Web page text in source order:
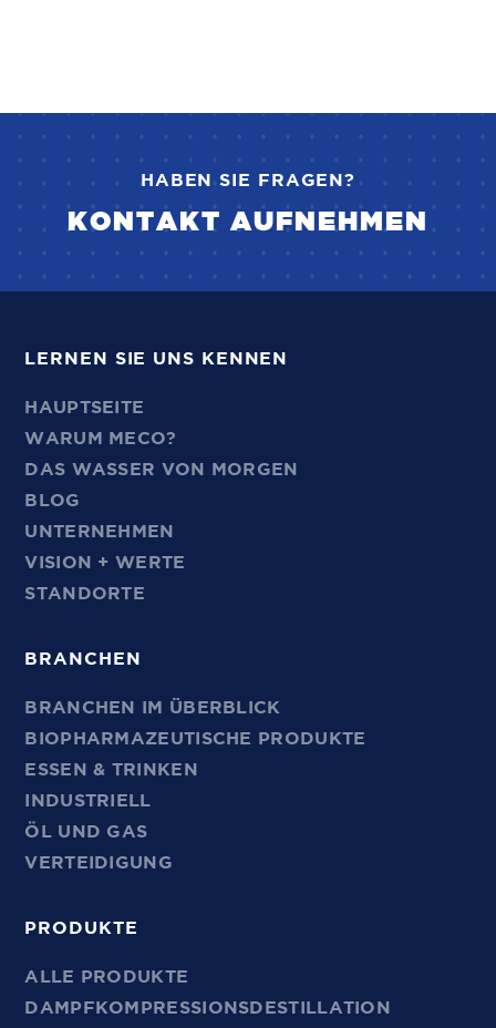
HABEN SIE FRAGEN?
KONTAKT AUFNEHMEN
LERNEN SIE UNS KENNEN
HAUPTSEITE
WARUM MECO?
DAS WASSER VON MORGEN
BLOG
UNTERNEHMEN
VISION + WERTE
STANDORTE
BRANCHEN
BRANCHEN IM ÜBERBLICK
BIOPHARMAZEUTISCHE PRODUKTE
ESSEN & TRINKEN
INDUSTRIELL
ÖL UND GAS
VERTEIDIGUNG
PRODUKTE
ALLE PRODUKTE
DAMPFKOMPRESSIONSDESTILLATION